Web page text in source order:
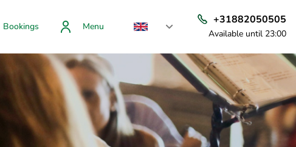
Bookings Menu
+31882050505
Available until 23:00